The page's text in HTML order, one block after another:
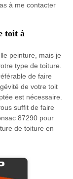
à me contacter
toit à
peinture, mais je
type de toiture.
de faire
de votre toit
est nécessaire.
suffit de faire
87290 pour
de toiture en